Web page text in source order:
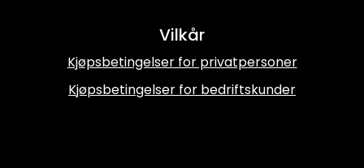
Vilkår
Kjøpsbetingelser for privatpersoner
Kjøpsbetingelser for bedriftskunder